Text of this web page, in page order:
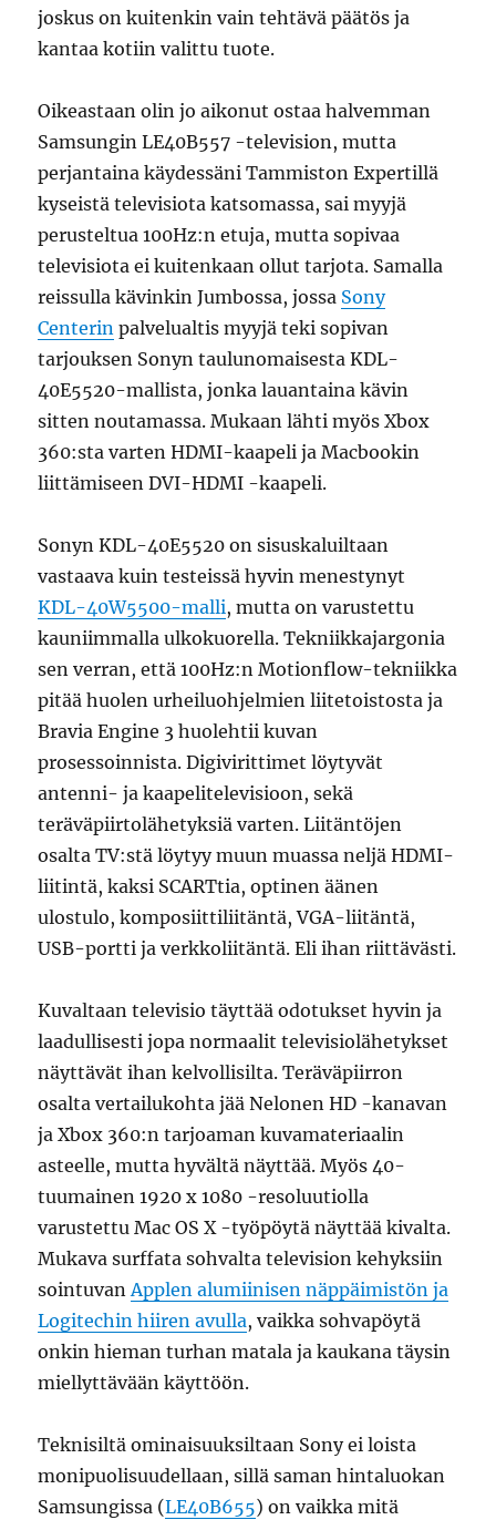
joskus on kuitenkin vain tehtävä päätös ja
kantaa kotiin valittu tuote.
Oikeastaan olin jo aikonut ostaa halvemman
Samsungin LE40B557 -television, mutta
perjantaina käydessäni Tammiston Expertillä
kyseistä televisiota katsomassa, sai myyjä
perusteltua 100Hz:n etuja, mutta sopivaa
televisiota ei kuitenkaan ollut tarjota. Samalla
reissulla kävinkin Jumbossa, jossa Sony
Centerin palvelualtis myyjä teki sopivan
tarjouksen Sonyn taulunomaisesta KDL-
40E5520-mallista, jonka lauantaina kävin
sitten noutamassa. Mukaan lähti myös Xbox
360:sta varten HDMI-kaapeli ja Macbookin
liittämiseen DVI-HDMI -kaapeli.
Sonyn KDL-40E5520 on sisuskaluiltaan
vastaava kuin testeissä hyvin menestynyt
KDL-40W5500-malli, mutta on varustettu
kauniimmalla ulkokuorella. Tekniikkajargonia
sen verran, että 100Hz:n Motionflow-tekniikka
pitää huolen urheiluohjelmien liitetoistosta ja
Bravia Engine 3 huolehtii kuvan
prosessoinnista. Digivirittimet löytyvät
antenni- ja kaapelitelevisioon, sekä
teräväpiirtolähetyksiä varten. Liitäntöjen
osalta TV:stä löytyy muun muassa neljä HDMI-
liitintä, kaksi SCARTtia, optinen äänen
ulostulo, komposiittiliitäntä, VGA-liitäntä,
USB-portti ja verkkoliitäntä. Eli ihan riittävästi.
Kuvaltaan televisio täyttää odotukset hyvin ja
laadullisesti jopa normaalit televisiolähetykset
näyttävät ihan kelvollisilta. Teräväpiirron
osalta vertailukohta jää Nelonen HD -kanavan
ja Xbox 360:n tarjoaman kuvamateriaalin
asteelle, mutta hyvältä näyttää. Myös 40-
tuumainen 1920 x 1080 -resoluutiolla
varustettu Mac OS X -työpöytä näyttää kivalta.
Mukava surffata sohvalta television kehyksiin
sointuvanApplen alumiinisen näppäimistön ja
Logitechin hiiren avulla, vaikka sohvapöytä
onkin hieman turhan matala ja kaukana täysin
miellyttävään käyttöön.
Teknisiltä ominaisuuksiltaan Sony ei loista
monipuolisuudellaan, sillä saman hintaluokan
Samsungissa (LE40B655) on vaikka mitä